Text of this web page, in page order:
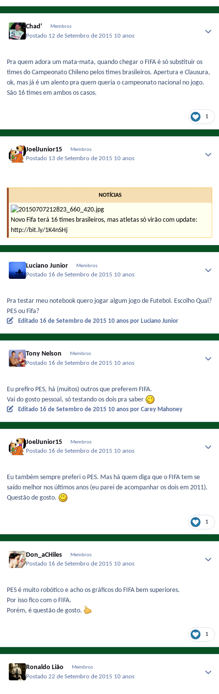
Chad' Membros
Postado 12 de Setembro de 2015 10 anos
Pra quem adora um mata-mata, quando chegar o FIFA é só substituir os
times do Campeonato Chileno pelos times brasileiros. Apertura e Clausura,
ok, mas já é um alento pra quem queria o campeonato nacional no jogo.
São 16 times em ambos os casos.
1
JoelJunior15 Membros
Postado 13 de Setembro de 2015 10 anos
NOTÍCIAS
Novo Fifa terá 16 times brasileiros, mas atletas só virão com update:
http://bit.ly/1K4nSHj
Luciano Junior Membros
Postado 16 de Setembro de 2015 10 anos
Pra testar meu notebook quero jogar algum jogo de Futebol. Escolho Qual?
PES ou Fifa?
Editado 16 de Setembro de 2015 10 anos por Luciano Junior
Tony Nelson Membros
Postado 16 de Setembro de 2015 10 anos
Eu prefiro PES, há (muitos) outros que preferem FIFA.
Vai do gosto pessoal, só testando os dois pra saber
Editado 16 de Setembro de 2015 10 anos por Carey Mahoney
JoelJunior15 Membros
Postado 16 de Setembro de 2015 10 anos
Eu também sempre preferi o PES. Mas há quem diga que o FIFA tem se
saído melhor nos últimos anos (eu parei de acompanhar os dois em 2011).
Questão de gosto.
1
Don_aCHiles Membros
Postado 16 de Setembro de 2015 10 anos
PES é muito robótico e acho os gráficos do FIFA bem superiores.
Por isso fico com o FIFA.
Porém, é questão de gosto.
1
Ronaldo Lião Membros
Postado22 de Setembro de 2015 10 anos